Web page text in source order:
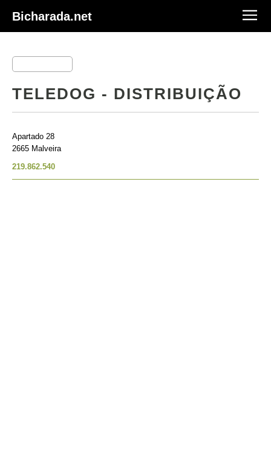
Bicharada.net
TELEDOG - DISTRIBUIÇÃO
Apartado 28
2665 Malveira
219.862.540